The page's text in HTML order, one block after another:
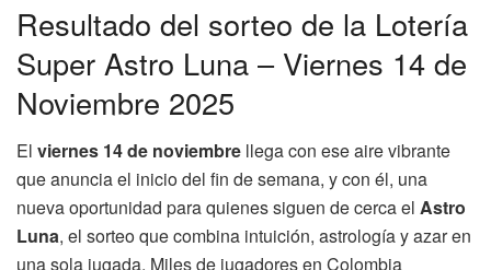
Resultado del sorteo de la Lotería
Super Astro Luna – Viernes 14 de
Noviembre 2025
El viernes 14 de noviembre llega con ese aire vibrante
que anuncia el inicio del fin de semana, y con él, una
nueva oportunidad para quienes siguen de cerca el Astro
Luna, el sorteo que combina intuición, astrología y azar en
una sola jugada. Miles de jugadores en Colombia